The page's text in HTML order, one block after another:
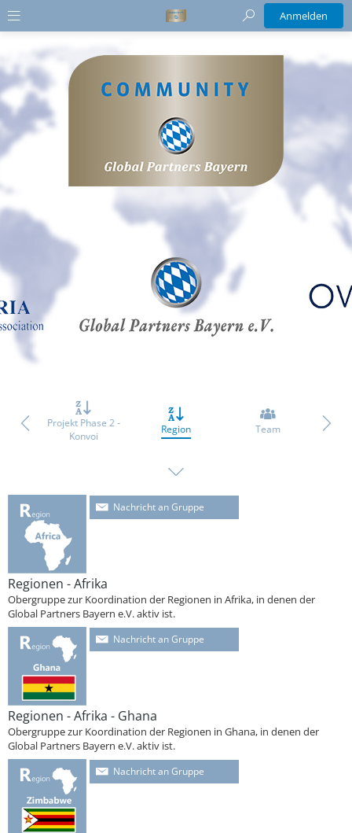
Anmelden
1 -
Projekt Phase 2 -
Konvoi
Region Team
Nachricht an Gruppe
Regionen - Afrika
Obergruppe zur Koordination der Regionen in Afrika, in denen der
Global Partners Bayern e.V. aktiv ist.
Nachricht an Gruppe
Regionen - Afrika - Ghana
Obergruppe zur Koordination der Regionen in Ghana, in denen der
Global Partners Bayern e.V. aktiv ist.
Nachricht an Gruppe